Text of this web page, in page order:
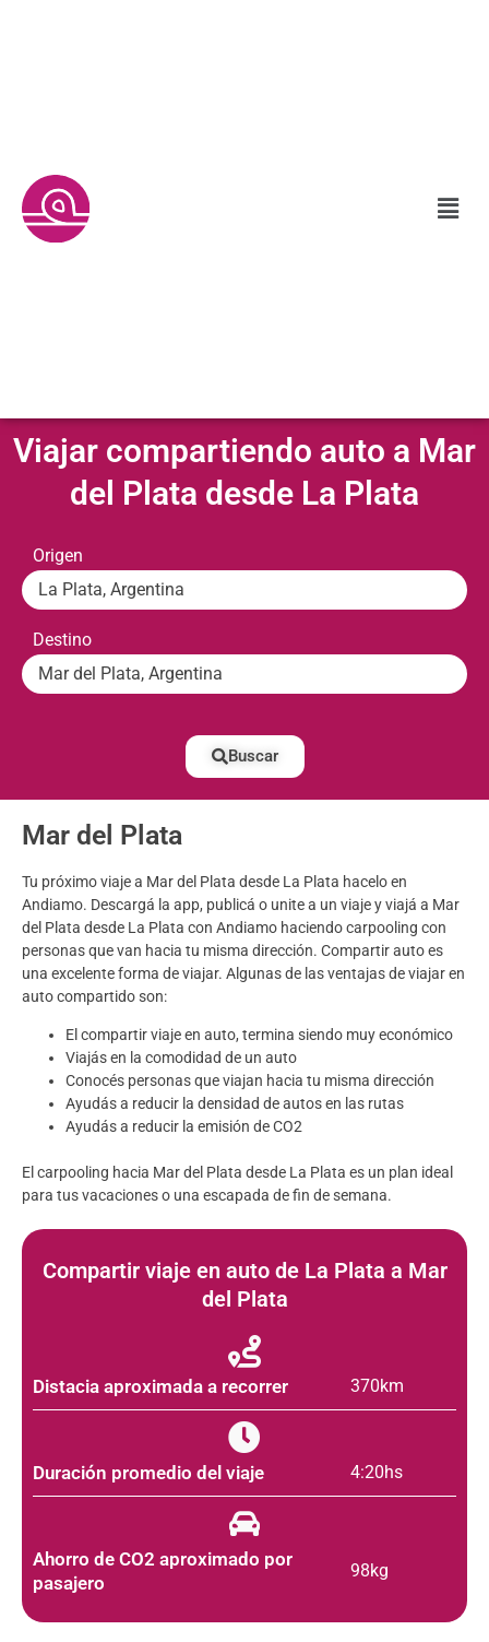
Viajar compartiendo auto a Mar
del Plata desde La Plata
Origen
La Plata, Argentina
Destino
Mar del Plata, Argentina
Buscar
Mar del Plata
Tu próximo viaje a Mar del Plata desde La Plata hacelo en
Andiamo. Descargá la app, publicá o unite a un viaje y viajá a Mar
del Plata desde La Plata con Andiamo haciendo carpooling con
personas que van hacia tu misma dirección. Compartir auto es
una excelente forma de viajar. Algunas de las ventajas de viajar en
auto compartido son:
El compartir viaje en auto, termina siendo muy económico
Viajás en la comodidad de un auto
Conocés personas que viajan hacia tu misma dirección
Ayudás a reducir la densidad de autos en las rutas
Ayudás a reducir la emisión de CO2
El carpooling hacia Mar del Plata desde La Plata es un plan ideal
para tus vacaciones o una escapada de fin de semana.
Compartir viaje en auto de La Plata a Mar
del Plata
Distacia aproximada a recorrer 370km
Duración promedio del viaje 4:20hs
Ahorro de CO2 aproximado por
pasajero
98kg